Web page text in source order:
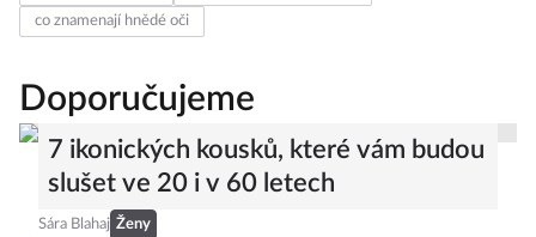
co znamenají hnědé oči
Doporučujeme
7 ikonických kousků, které vám budou
slušet ve 20 i v 60 letech
Sára Blahaj Ženy